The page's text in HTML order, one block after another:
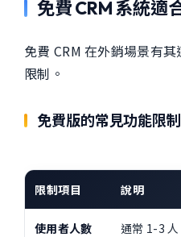
免費 CRM 系統適
免費 CRM 在外銷場景有
限制。
免費版的常見功能限制
限制項目 說明
使用者人數 通常 1-3 人